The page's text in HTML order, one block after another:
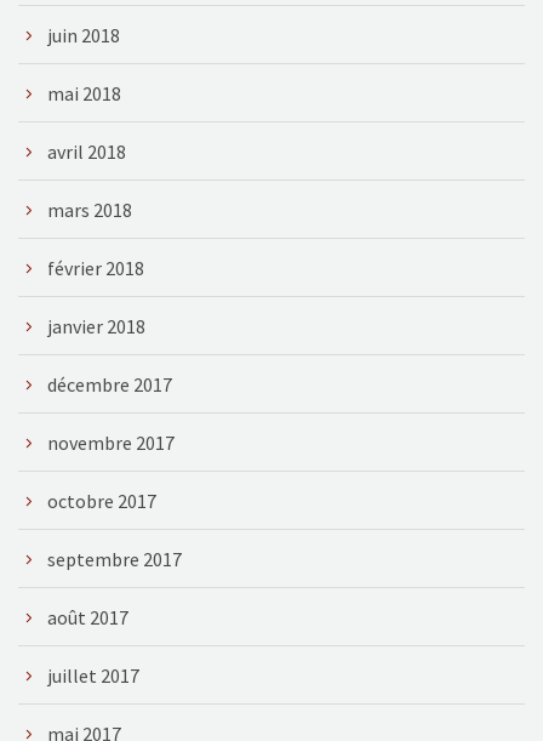
juin 2018
mai 2018
avril 2018
mars 2018
février 2018
janvier 2018
décembre 2017
novembre 2017
octobre 2017
septembre 2017
août 2017
juillet 2017
mai 2017